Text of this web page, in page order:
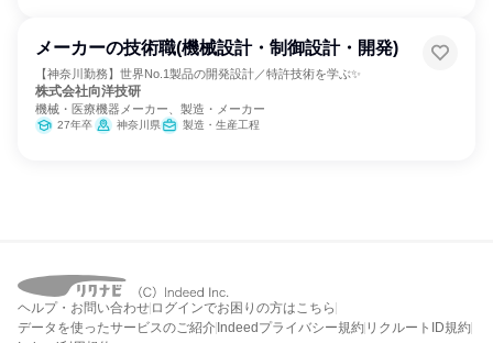
メーカーの技術職(機械設計・制御設計・開発)
【神奈川勤務】世界No.1製品の開発設計／特許技術を学ぶ✨
株式会社向洋技研
機械・医療機器メーカー、製造・メーカー
27年卒 神奈川県 製造・生産工程
ヘルプ・お問い合わせ ログインでお困りの方はこちら
データを使ったサービスのご紹介 Indeedプライバシー規約 リクルートID規約